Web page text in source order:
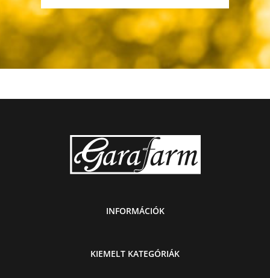
INFORMÁCIÓK
KIEMELT KATEGÓRIÁK